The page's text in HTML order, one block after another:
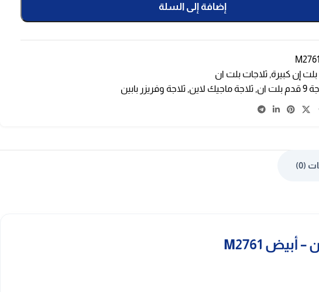
إضافة إلى السلة
M2761
بلت إن كبيرة, ثلاجات بلت ان
بلت ان , ثلاجة ماجيك لاين, ثلاجة وفريزر بابين
(0)